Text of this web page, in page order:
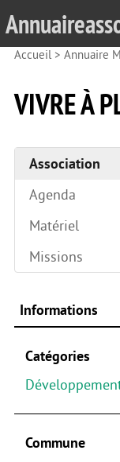
Accueil> Annuaire
VIVRE À
Association
Agenda
Matériel
Missions
Informations
Catégories
Commune